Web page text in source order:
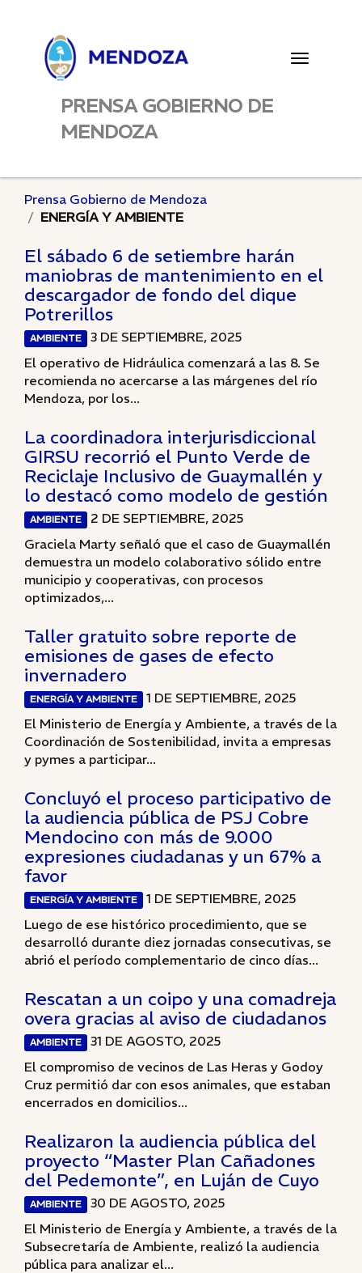
Toggle
PRENSA GOBIERNO DE
MENDOZA
Prensa Gobierno de Mendoza
ENERGÍA Y AMBIENTE
El sábado 6 de setiembre harán
maniobras de mantenimiento en el
descargador de fondo del dique
Potrerillos
AMBIENTE
3 DE SEPTIEMBRE, 2025
El operativo de Hidráulica comenzará a las 8. Se
recomienda no acercarse a las márgenes del río
Mendoza, por los...
La coordinadora interjurisdiccional
GIRSU recorrió el Punto Verde de
Reciclaje Inclusivo de Guaymallén y
lo destacó como modelo de gestión
AMBIENTE
2 DE SEPTIEMBRE, 2025
Graciela Marty señaló que el caso de Guaymallén
demuestra un modelo colaborativo sólido entre
municipio y cooperativas, con procesos
optimizados,...
Taller gratuito sobre reporte de
emisiones de gases de efecto
invernadero
ENERGÍA Y AMBIENTE
1 DE SEPTIEMBRE, 2025
El Ministerio de Energía y Ambiente, a través de la
Coordinación de Sostenibilidad, invita a empresas
y pymes a participar...
Concluyó el proceso participativo de
la audiencia pública de PSJ Cobre
Mendocino con más de 9.000
expresiones ciudadanas y un 67% a
favor
ENERGÍA Y AMBIENTE
1 DE SEPTIEMBRE, 2025
Luego de ese histórico procedimiento, que se
desarrolló durante diez jornadas consecutivas, se
abrió el período complementario de cinco días...
Rescatan a un coipo y una comadreja
overa gracias al aviso de ciudadanos
AMBIENTE
31 DE AGOSTO, 2025
El compromiso de vecinos de Las Heras y Godoy
Cruz permitió dar con esos animales, que estaban
encerrados en domicilios...
Realizaron la audiencia pública del
proyecto “Master Plan Cañadones
del Pedemonte”, en Luján de Cuyo
AMBIENTE
30 DE AGOSTO, 2025
El Ministerio de Energía y Ambiente, a través de la
Subsecretaría de Ambiente, realizó la audiencia
pública para analizar el...